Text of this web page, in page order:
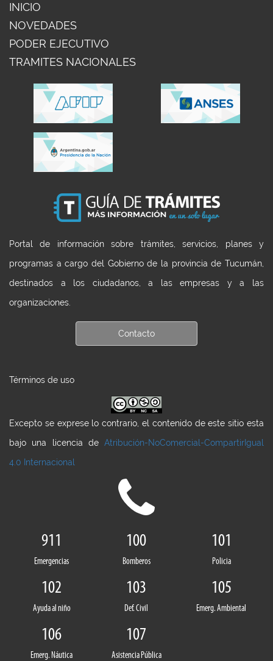
INICIO
NOVEDADES
PODER EJECUTIVO
TRAMITES NACIONALES
Portal de información sobre trámites, servicios, planes y
programas a cargo del Gobierno de la provincia de Tucumán,
destinados a los ciudadanos, a las empresas y a las
organizaciones.
Contacto
Términos de uso
Excepto se exprese lo contrario, el contenido de este sitio esta
bajo una licencia de Atribución-NoComercial-CompartirIgual
4.0 Internacional
911
Emergencias
100
Bomberos
101
Policia
102
Ayuda al niño
103
Def. Civil
105
Emerg. Ambiental
106
Emerg. Náutica
107
Asistencia Pública